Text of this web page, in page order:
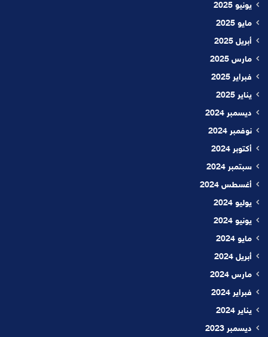
يونيو 2025
مايو 2025
أبريل 2025
مارس 2025
فبراير 2025
يناير 2025
ديسمبر 2024
نوفمبر 2024
أكتوبر 2024
سبتمبر 2024
أغسطس 2024
يوليو 2024
يونيو 2024
مايو 2024
أبريل 2024
مارس 2024
فبراير 2024
يناير 2024
ديسمبر 2023